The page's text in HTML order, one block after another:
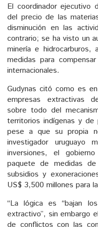
El coordinador ejecutivo
del precio de las
disminución en las
contrario; se ha visto un
minería e
medidas para
internacionales.
Gudynas citó como es
empresas extractivas
sobre todo del
territorios indígenas y
pese a que su propia
investigador uruguayo
inversiones, el
paquete de medidas
subsidios y
US$ 3,500 millones para
“La lógica es “bajan
extractivo”, sin embargo
de conflictos con las